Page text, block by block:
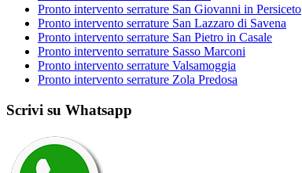
Pronto intervento serrature San Giovanni in Persiceto
Pronto intervento serrature San Lazzaro di Savena
Pronto intervento serrature San Pietro in Casale
Pronto intervento serrature Sasso Marconi
Pronto intervento serrature Valsamoggia
Pronto intervento serrature Zola Predosa
Scrivi su Whatsapp